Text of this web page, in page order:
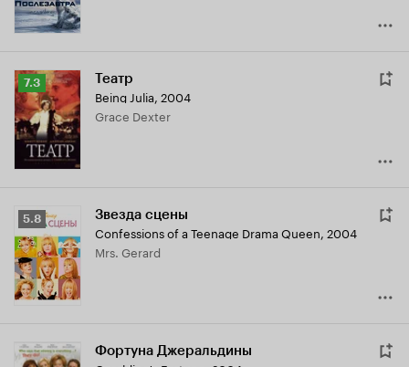
Рейтинг
Кинопоиска
7.3
7.3 Театр
Being Julia, 2004
Grace Dexter
Рейтинг
Кинопоиска
5.8
5.8 Звезда сцены
Confessions of a Teenage Drama Queen, 2004
Mrs. Gerard
Фортуна Джеральдины